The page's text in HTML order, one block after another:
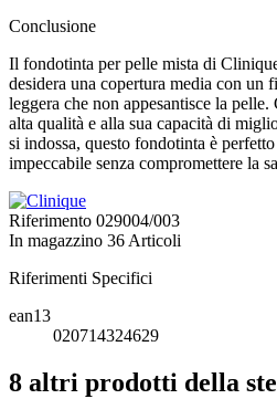
Conclusione
Il fondotinta per pelle mista di
desidera una copertura media con un
leggera che non appesantisce la
alta qualità e alla sua capacità di
si indossa, questo fondotinta è
impeccabile senza compromettere la
Riferimento 029004/003
In magazzino 36 Articoli
Riferimenti Specifici
ean13
020714324629
8 altri prodotti della